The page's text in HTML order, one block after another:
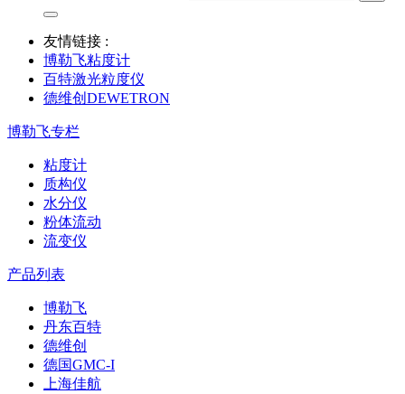
友情链接 :
博勒飞粘度计
百特激光粒度仪
德维创DEWETRON
博勒飞专栏
粘度计
质构仪
水分仪
粉体流动
流变仪
产品列表
博勒飞
丹东百特
德维创
德国GMC-I
上海佳航